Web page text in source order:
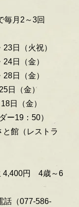
毎月2～3回
日（火祝）
日（金）
日（金）
日（金）
日（金）
ー19：50）
館（レストラ
4,400円 4歳～6
話（077-586-